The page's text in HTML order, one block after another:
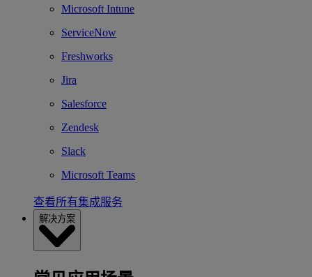
Microsoft Intune
ServiceNow
Freshworks
Jira
Salesforce
Zendesk
Slack
Microsoft Teams
查看所有集成服务
解决方案